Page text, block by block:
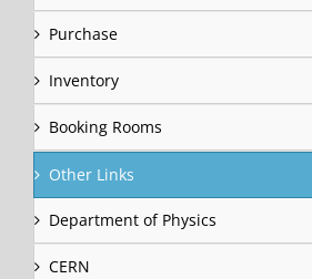
Purchase
Inventory
Booking Rooms
Other Links
Department of Physics
CERN